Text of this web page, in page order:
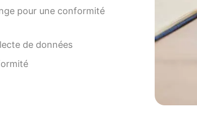
pour une conformité
de données